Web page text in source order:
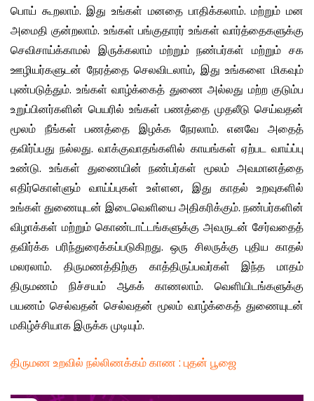
பொய் கூறலாம். இது உங்கள் மனதை பாதிக்கலாம். மற்றும் மன
அமைதி குன்றலாம். உங்கள் பங்குதாரர் உங்கள் வார்த்தைகளுக்கு
செவிசாய்க்காமல் இருக்கலாம் மற்றும் நண்பர்கள் மற்றும் சக
ஊழியர்களுடன் நேரத்தை செலவிடலாம், இது உங்களை மிகவும்
புண்படுத்தும். உங்கள் வாழ்க்கைத் துணை அல்லது மற்ற குடும்ப
உறுப்பினர்களின் பெயரில் உங்கள் பணத்தை முதலீடு செய்வதன்
மூலம் நீங்கள் பணத்தை இழக்க நேரலாம். எனவே அதைத்
தவிர்ப்பது நல்லது. வாக்குவாதங்களில் காயங்கள் ஏற்பட வாய்ப்பு
உண்டு. உங்கள் துணையின் நண்பர்கள் மூலம் அவமானத்தை
எதிர்கொள்ளும் வாய்ப்புகள் உள்ளன, இது காதல் உறவுகளில்
உங்கள் துணையுடன் இடைவெளியை அதிகரிக்கும். நண்பர்களின்
விழாக்கள் மற்றும் கொண்டாட்டங்களுக்கு அவருடன் சேர்வதைத்
தவிர்க்க பரிந்துரைக்கப்படுகிறது. ஒரு சிலருக்கு புதிய காதல்
மலரலாம். திருமணத்திற்கு காத்திருப்பவர்கள் இந்த மாதம்
திருமணம் நிச்சயம் ஆகக் காணலாம். வெளியிடங்களுக்கு
பயணம் செல்வதன் செல்வதன் மூலம் வாழ்க்கைத் துணையுடன்
மகிழ்ச்சியாக இருக்க முடியும்.
திருமண உறவில் நல்லிணக்கம் காண : புதன் பூஜை